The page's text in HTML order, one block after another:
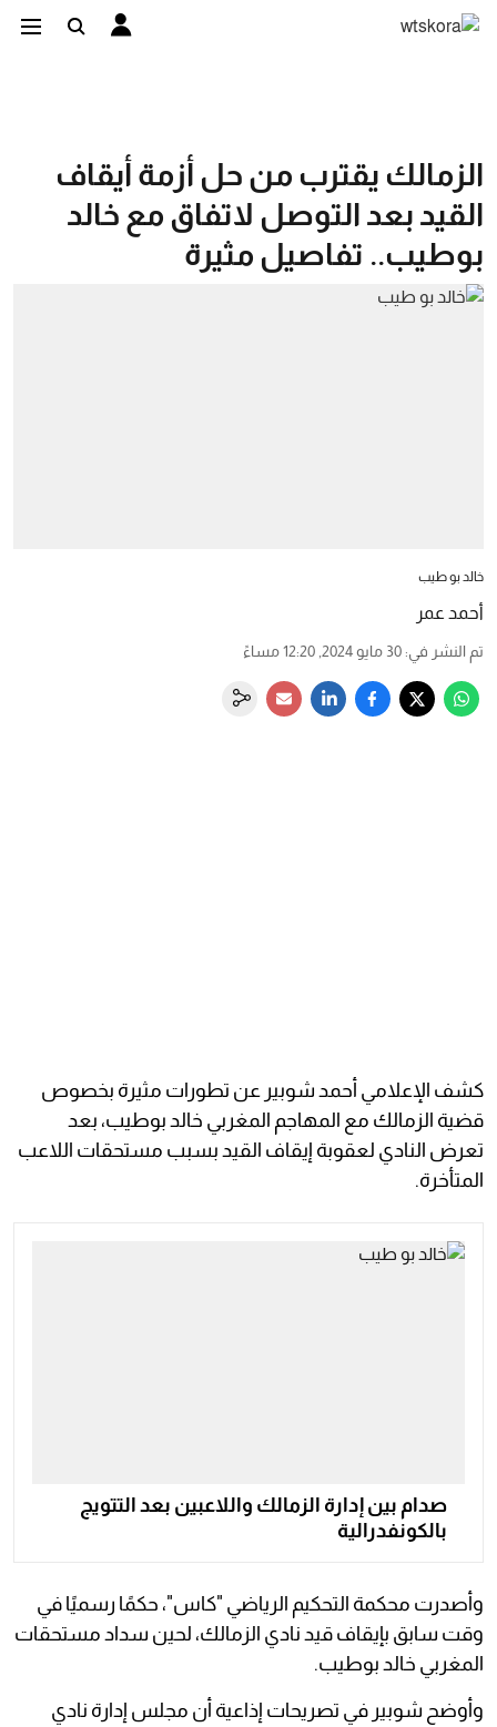
الزمالك يقترب من حل أزمة أيقاف
القيد بعد التوصل لاتفاق مع خالد
بوطيب.. تفاصيل مثيرة
خالد بو طيب
أحمد عمر
تم النشر في: 30 مايو 2024, 12:20 مساءً
كشف الإعلامي أحمد شوبير عن تطورات مثيرة بخصوص
قضية الزمالك مع المهاجم المغربي خالد بوطيب، بعد
تعرض النادي لعقوبة إيقاف القيد بسبب مستحقات اللاعب
المتأخرة.
صدام بين إدارة الزمالك واللاعبين بعد التتويج
بالكونفدرالية
وأصدرت محكمة التحكيم الرياضي "كاس"، حكمًا رسميًا في
وقت سابق بإيقاف قيد نادي الزمالك، لحين سداد مستحقات
المغربي خالد بوطيب.
وأوضح شوبير في تصريحات إذاعية أن مجلس إدارة نادي